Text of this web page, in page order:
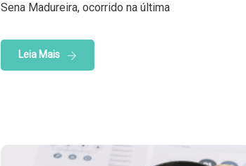
Sena Madureira, ocorrido na última
Leia Mais